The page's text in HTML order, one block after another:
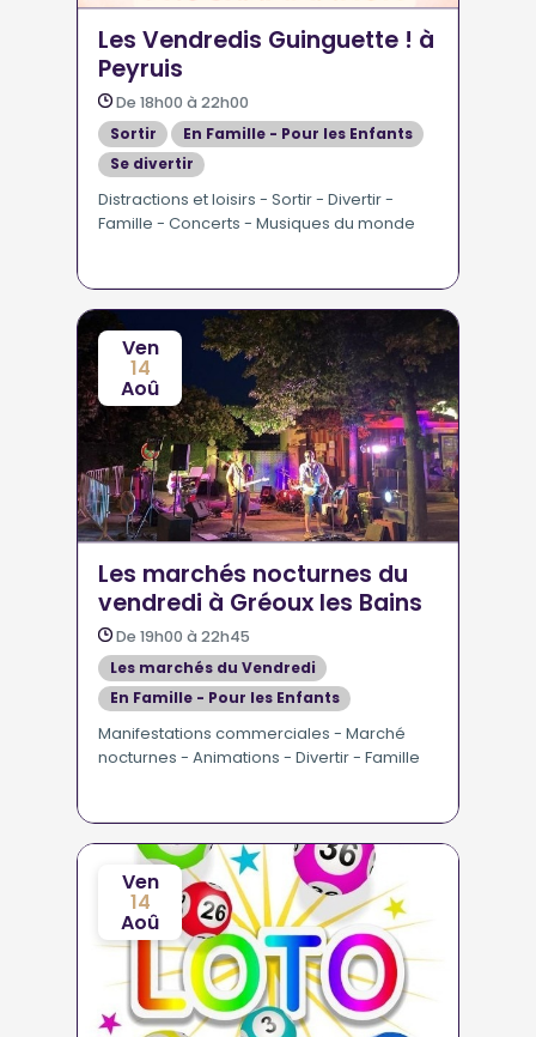
Les Vendredis Guinguette ! à
Peyruis
De 18h00 à 22h00
Sortir
En Famille - Pour les Enfants
Se divertir
Distractions et loisirs - Sortir - Divertir -
Famille - Concerts - Musiques du monde
Ven
14
Aoû
Les marchés nocturnes du
vendredi à Gréoux les Bains
De 19h00 à 22h45
Les marchés du Vendredi
En Famille - Pour les Enfants
Se divertir
Marchés - Foires - Salons - Vide greniers
Manifestations commerciales - Marché
nocturnes - Animations - Divertir - Famille
Ven
14
Aoû